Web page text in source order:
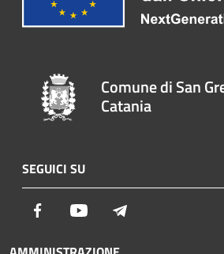
Comune di San
Catania
SEGUICI SU
Facebook Youtube